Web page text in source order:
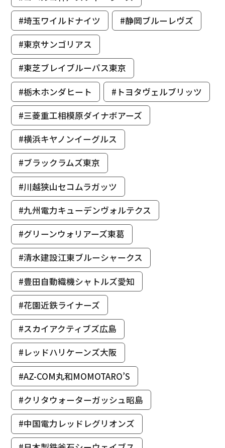
#埼玉ワイルドナイツ
#静岡ブルーレヴズ
#東京サンゴリアス
#東芝ブレイブルーパス東京
#栃木ホンダヒート
#トヨタヴェルブリッツ
#三菱重工相模原ダイナボアーズ
#横浜キヤノンイーグルス
#ブラックラムズ東京
#川越狭山セコムラガッツ
#九州電力キューデンヴォルテクス
#グリーンウォリアーズ東葛
#清水建設江東ブルーシャークス
#豊田自動織機シャトルズ愛知
#花園近鉄ライナーズ
#スカイアクティブズ広島
#レッドハリケーンズ大阪
#AZ-COM丸和MOMOTARO’S
#クリタウォーターガッシュ昭島
#中国電力レッドレグリオンズ